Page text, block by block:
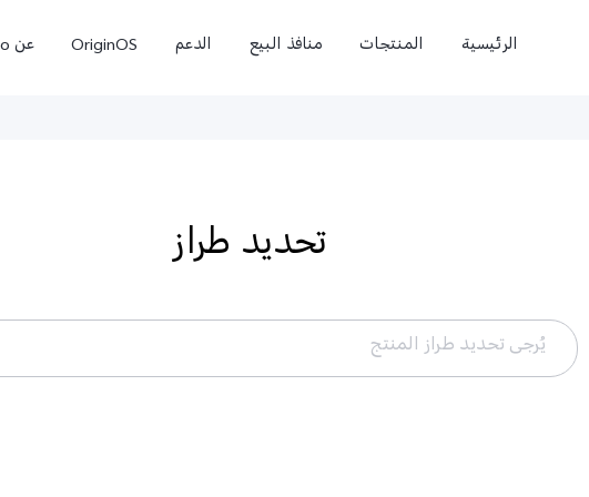
الرئيسية المنتجات منافذ البيع الدعم OriginOS عن vivo
جديد X300 Ultra
X300 Pro
تحديد طراز
يُرجى تحديد طراز المنتج